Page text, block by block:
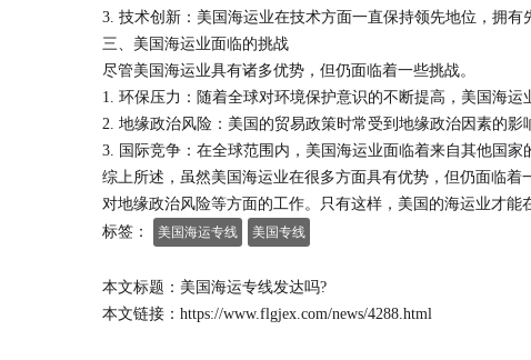
3. 技术创新：美国海运业在技术方面一直保持领先地位，拥
三、美国海运业面临的挑战
尽管美国海运业具有诸多优势，但仍面临着一些挑战。
1. 环保压力：随着全球对环境保护意识的不断提高，美国海
2. 地缘政治风险：美国的贸易政策时常受到地缘政治因素的
3. 国际竞争：在全球范围内，美国海运业面临着来自其他国
综上所述，虽然美国海运业在很多方面具有优势，但仍面临
对地缘政治风险等方面的工作。只有这样，美国的海运业才能
标签：
美国海运专线 美国专线
本文标题：美国海运专线发达吗?
本文链接： https://www.flgjex.com/news/4288.html